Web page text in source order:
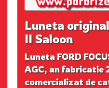
Luneta original
II Saloon
Luneta FORD
AGC, an fabricatie
comercializat de